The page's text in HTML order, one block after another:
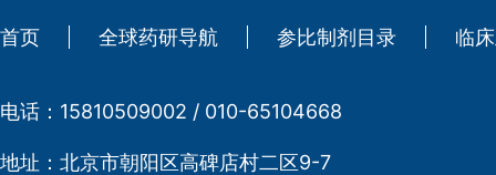
首页 全球药研导航 参比制剂目录 临
电话： 15810509002 / 010-65104668
地址： 北京市朝阳区高碑店村二区9-7